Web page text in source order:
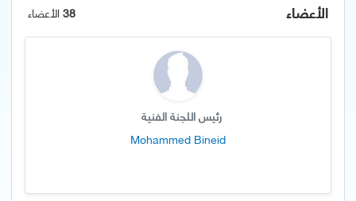
الأعضاء 38الأعضاء
رئيس اللجنة الفنية
Mohammed Bineid